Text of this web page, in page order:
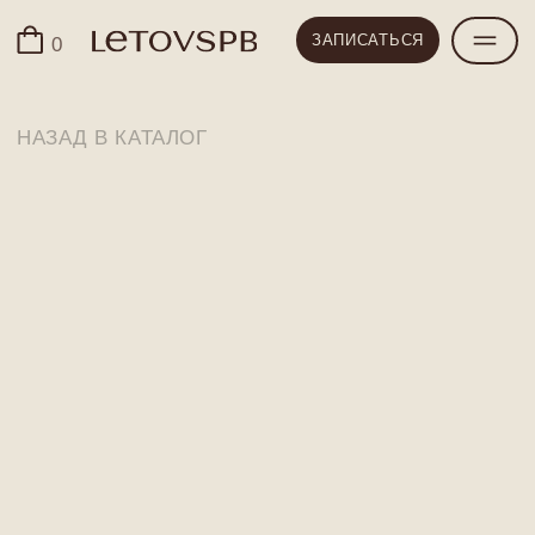
ЗАПИСАТЬСЯ
0 ЗАКРЫТЬ
Оставьте ваши контакты
ЗАПИСЬ